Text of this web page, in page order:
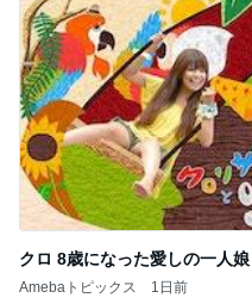
クロ 8歳になった愛しの一人娘
Amebaトピックス 1日前